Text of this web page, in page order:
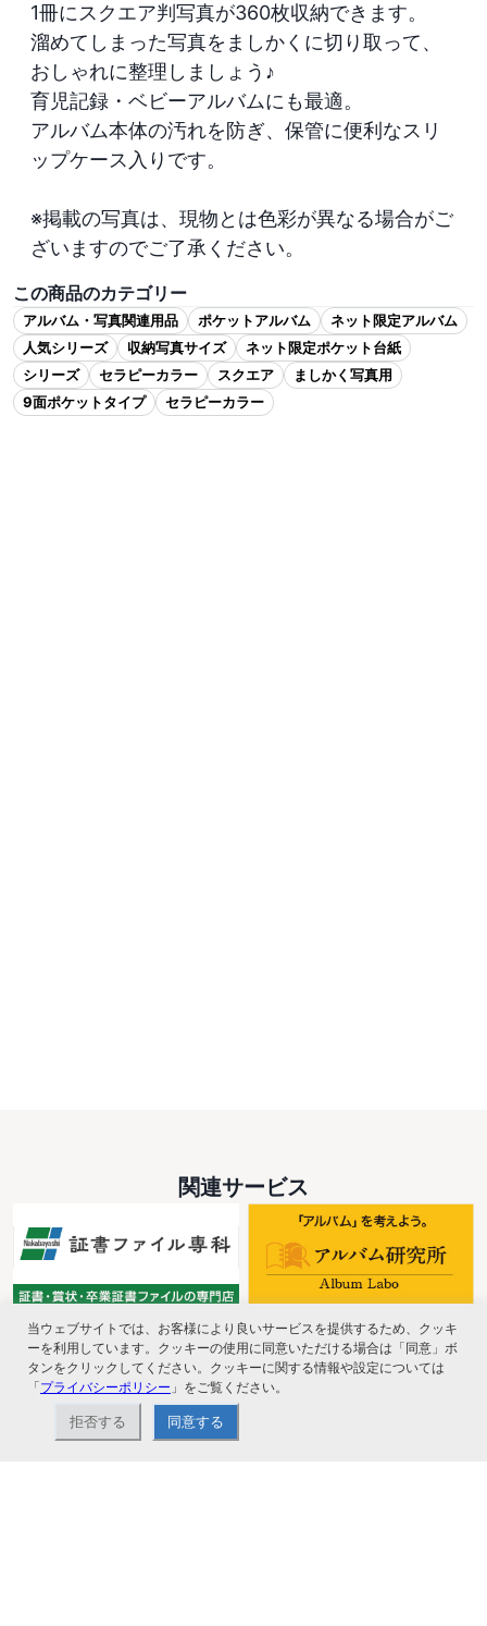
1冊にスクエア判写真が360枚収納できます。
溜めてしまった写真をましかくに切り取って、
おしゃれに整理しましょう♪
育児記録・ベビーアルバムにも最適。
アルバム本体の汚れを防ぎ、保管に便利なスリ
ップケース入りです。
※掲載の写真は、現物とは色彩が異なる場合がご
ざいますのでご了承ください。
この商品のカテゴリー
アルバム・写真関連用品 ポケットアルバム
ネット限定アルバム
人気シリーズ
収納写真サイズ
ネット限定ポケット台紙
シリーズ
セラピーカラー スクエア
ましかく写真用
9面ポケットタイプ
セラピーカラー
関連サービス
当ウェブサイトでは、お客様により良いサービスを提供するため、クッキ
ーを利用しています。クッキーの使用に同意いただける場合は「同意」ボ
タンをクリックしてください。クッキーに関する情報や設定については
「プライバシーポリシー 」をご覧ください。
拒否する 同意する